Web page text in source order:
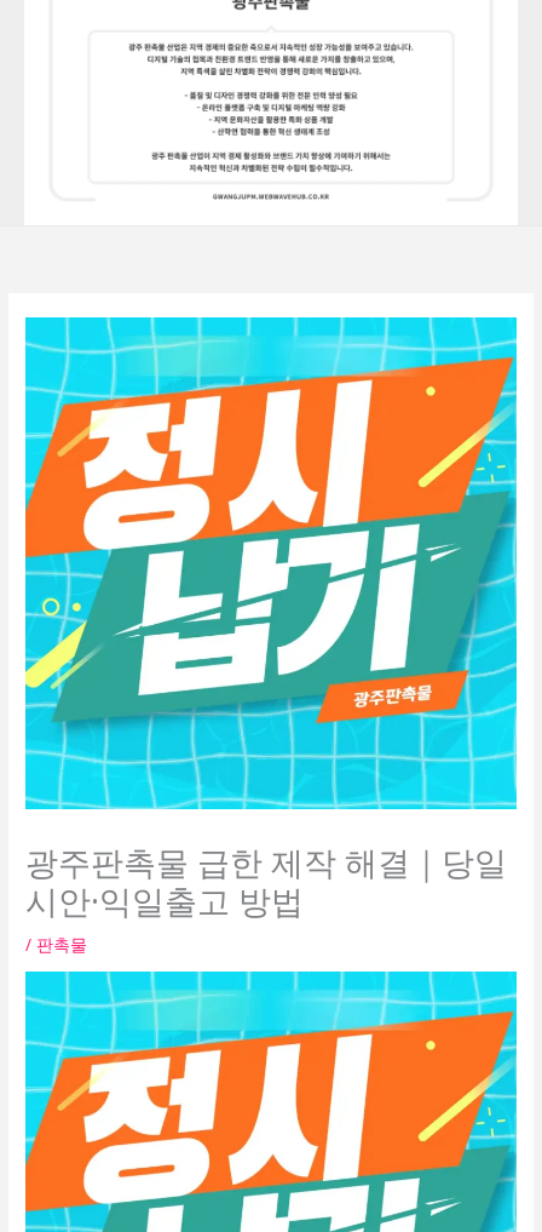
광주판촉물 급한 제작 해결｜당일
시안·익일출고 방법
/ 판촉물